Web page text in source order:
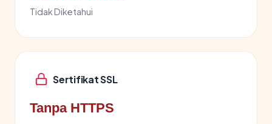
Tidak Diketahui
Sertifikat SSL
Tanpa HTTPS